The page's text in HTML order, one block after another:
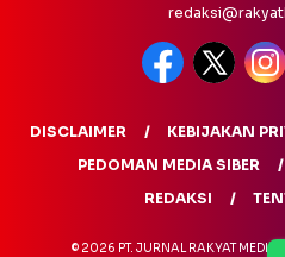
DISCLAIMER KEBIJAKAN
PEDOMAN MEDIA SIBER
REDAKSI
© 2026 PT. JURNAL RAKYAT MEDIA